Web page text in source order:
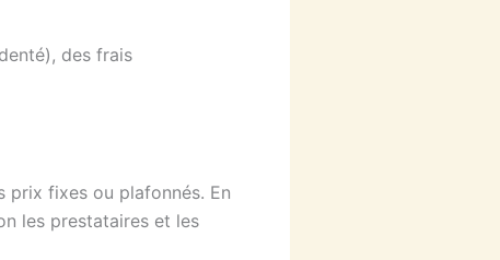
des frais
prix fixes ou plafonnés. En
les prestataires et les